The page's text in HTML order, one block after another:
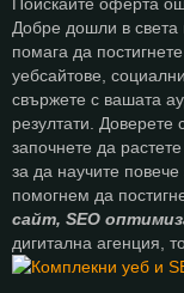
Поискайте оферта
Добре дошли в света
помага да
уебсайтове,
свържете с вашата
резултати.
започнете да
за да научите
помогнем да
сайт, SEO
дигитална агенция,